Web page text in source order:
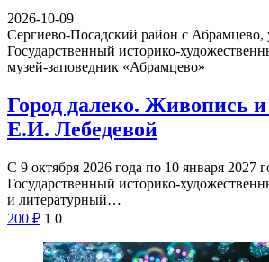
2026-10-09
Сергиево-Посадский район с Абрамцево,
Государственный историко-
музей-заповедник «Абрамцево»
Город далеко. Живопись
Е.И. Лебедевой
С 9 октября 2026 года по 10 января 2027
Государственный историко-
и литературный…
200 ₽ 1 0